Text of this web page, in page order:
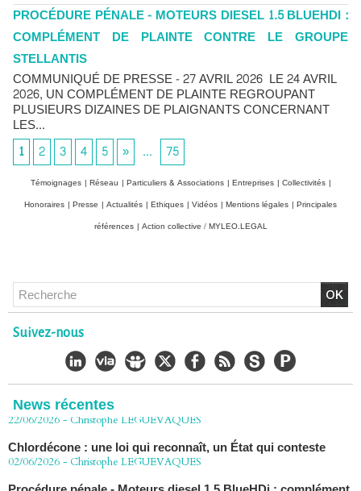
PROCÉDURE PÉNALE - MOTEURS DIESEL 1.5 BLUEHDI :
COMPLÉMENT DE PLAINTE CONTRE LE GROUPE
STELLANTIS
COMMUNIQUÉ DE PRESSE - 27 AVRIL 2026 LE 24 AVRIL
2026, UN COMPLÉMENT DE PLAINTE REGROUPANT
PLUSIEURS DIZAINES DE PLAIGNANTS CONCERNANT
LES...
1
2 3 4 5 » ... 75
Témoignages | Réseau | Particuliers & Associations | Entreprises | Collectivités |
Honoraires | Presse | Actualités | Ethiques | Vidéos | Mentions légales | Principales
références | Action collective / MYLEO.LEGAL
Suivez-nous
News récentes
Chlordécone : un non-lieu confirmé, la bataille se déplace
30/06/2026 -Christophe LEGUEVAQUES
CHLORDÉCONE Déclaration de Me Christophe
22/06/2026 -Christophe LEGUEVAQUES
02/06/2026 -Christophe LEGUEVAQUES
de plainte contre le Groupe STELLANTIS